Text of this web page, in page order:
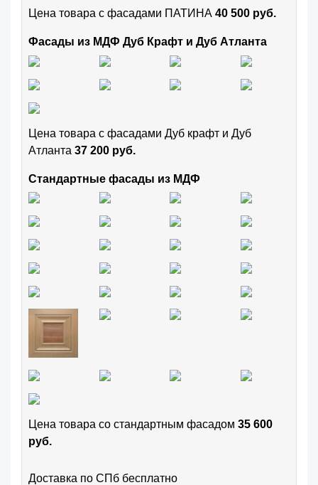
Цена товара с фасадами ПАТИНА 40 500 руб.
Фасады из МДФ Дуб Крафт и Дуб Атланта
Цена товара с фасадами Дуб крафт и Дуб
Атланта 37 200 руб.
Стандартные фасады из МДФ
Цена товара cо стандартным фасадом 35 600
руб.
Доставка по СПб бесплатно